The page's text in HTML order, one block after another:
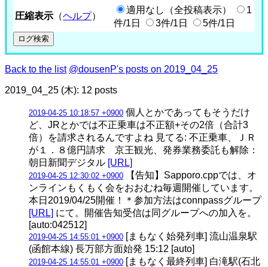
圧縮表示 （ヘルプ）
適用なし（全投稿表示）
1
件/1日
3件/1日 5件/1日
Back to the list @dousenP's posts on 2019_04_25
2019_04_25 (木): 12 posts
2019-04-25 10:18:57 +0900 個人とかであってもそうだけ
ど、JRとかでは不正乗車は不正額+その2倍（合計3
倍）を請求されるんですよね 見てる: 不正乗車、ＪＲ
が１．８億円請求 京王観光、発券業務委託も解除：
朝日新聞デジタル [URL]
2019-04-25 12:30:02 +0900 【告知】Sapporo.cppでは、オ
ンラインもくもく会をおおむね毎週開催しています。
本日2019/04/25開催！＊参加方法はconnpassグループ
[URL] にて。開催告知受信は同グループへの加入を。
[auto:042512]
2019-04-25 14:55:01 +0900 [まもなく始発列車] 流山温泉駅
(函館本線) 長万部方面始発 15:12 [auto]
2019-04-25 14:55:01 +0900 [まもなく最終列車] 白滝駅(石北